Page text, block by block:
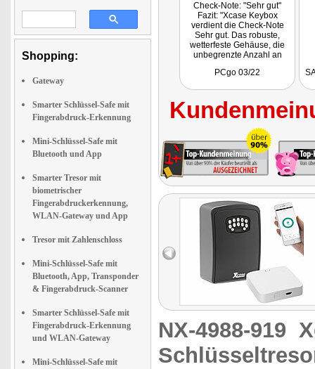
Shopping:
Gateway
Smarter Schlüssel-Safe mit
Fingerabdruck-Erkennung
Mini-Schlüssel-Safe mit
Bluetooth und App
Smarter Tresor mit
biometrischer
Fingerabdruckerkennung,
WLAN-Gateway und App
Tresor mit Zahlenschloss
Mini-Schlüssel-Safe mit
Bluetooth, App, Transponder
& Fingerabdruck-Scanner
Smarter Schlüssel-Safe mit
Fingerabdruck-Erkennung
und WLAN-Gateway
Mini-Schlüssel-Safe mit
Check-Note: "Sehr gut"
Fazit: "Xcase Keybox
verdient die Check-Note
Sehr gut. Das robuste,
wetterfeste Gehäuse, die
unbegrenzte Anzahl an
zu mechanischen
überzeugen."
Getestet wurde NX-4964.
PCgo 03/22
NX-4988-919